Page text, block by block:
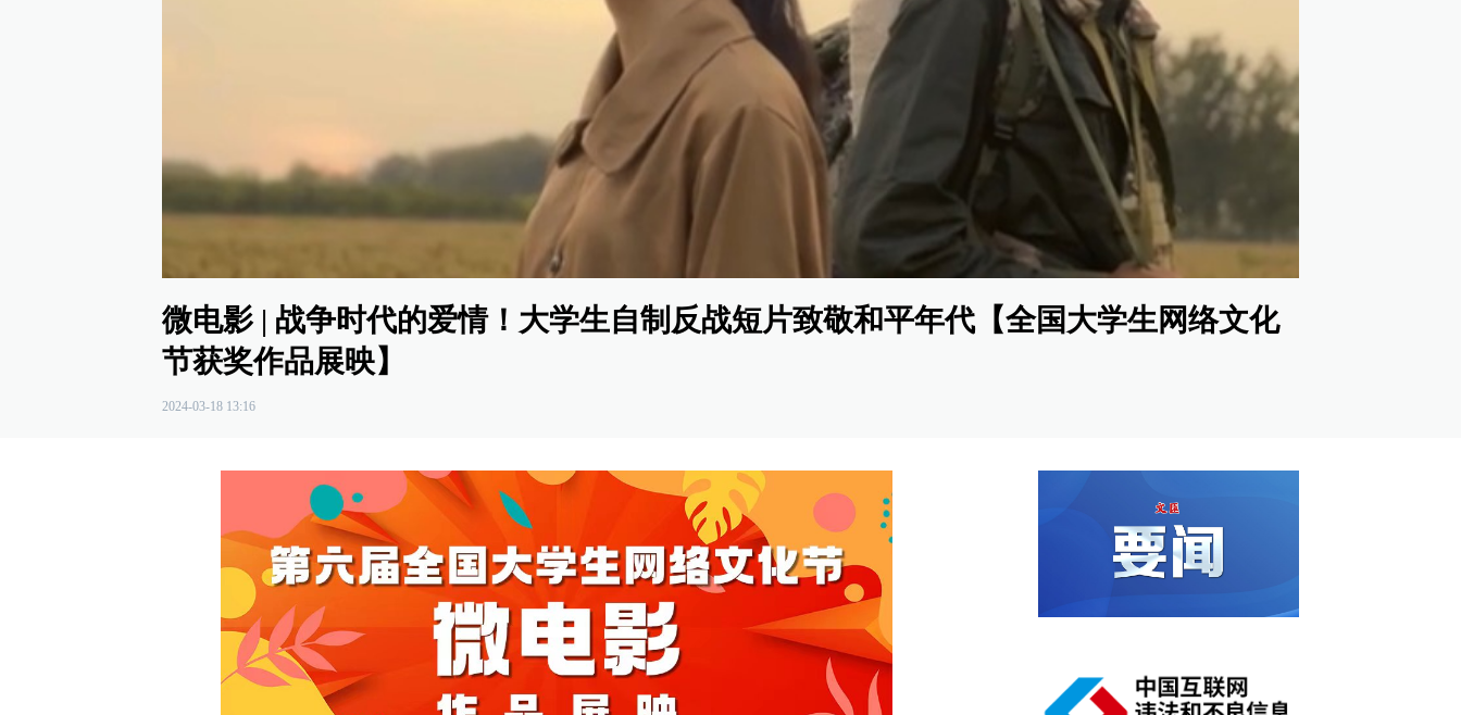
微电影 | 战争时代的爱情！大学生自制反战短片致敬和平年代【全国大学生网络文化
节获奖作品展映】
2024-03-18 13:16